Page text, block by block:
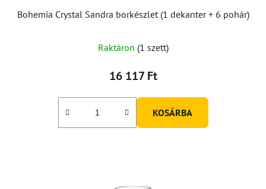
Bohemia Crystal Sandra borkészlet (1 dekanter + 6 pohár)
termék
átlagos
5-
Raktáron (1 szett)
16 117 Ft
KOSÁRBA